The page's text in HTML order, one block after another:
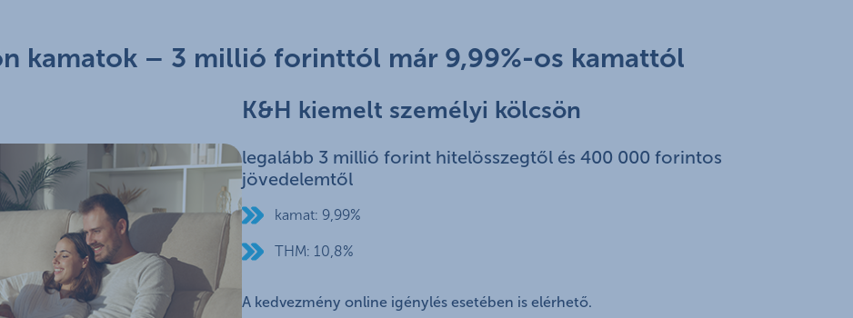
kamatok – 3 millió forinttól már 9,99%-os kamattól
K&H kiemelt személyi kölcsön
legalább 3 millió forint hitelösszegtől és 400 000 forintos
jövedelemtől
kamat: 9,99%
THM: 10,8%
A kedvezmény online igénylés esetében is elérhető.